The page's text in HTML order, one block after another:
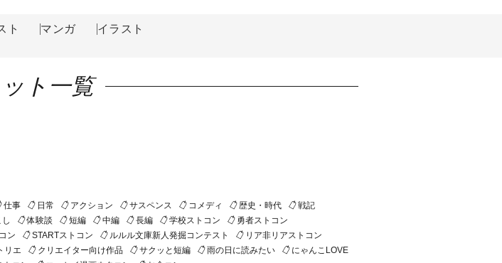
ト マンガ イラスト
ト一覧
仕事 日常 アクション サスペンス コメディ 歴史・時代
戦記
体験談 短編 中編 長編 学校ストコン
勇者ストコン
ン STARTストコン ルルル文庫新人発掘コンテスト
リア非リアストコン
リエ クリエイター向け作品 サクッと短編 雨の日に読みたい
にゃんこLOVE